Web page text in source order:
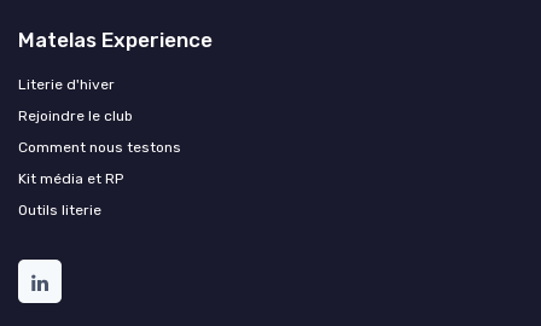
Matelas Experience
Literie d'hiver
Rejoindre le club
Comment nous testons
Kit média et RP
Outils literie